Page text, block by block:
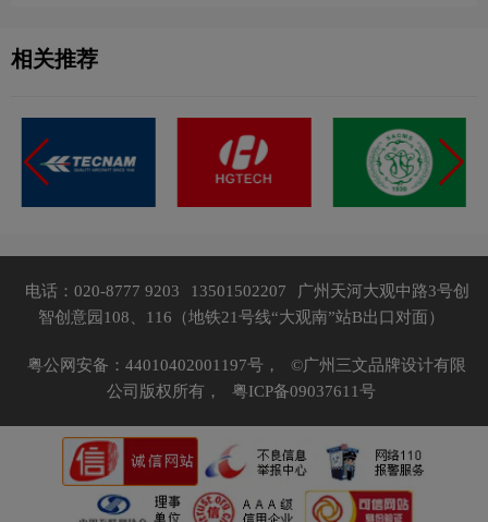
相关推荐
电话：020-8777 9203 13501502207
广州天河大观中路3号创
智创意园108、116（地铁21号线“大观南”站B出口对面）
粤公网安备：44010402001197号，
©广州三文品牌设计有限
公司版权所有，
粤ICP备09037611号